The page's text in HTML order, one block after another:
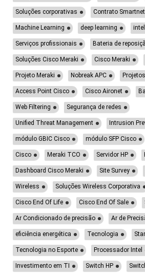
Soluções corporativas Contrato Smartnet
Machine Learning deep learning
Serviços profissionais Bateria de
Soluções Cisco Meraki Cisco Meraki
Projeto Meraki Nobreak APC
Access Point Cisco Cisco Aironet
Web Filtering Segurança de redes
Unified Threat Management Intrusion
módulo GBIC Cisco módulo SFP Cisco
Cisco Meraki TCO Servidor HP
Dashboard Cisco Meraki Site Survey
Wireless Soluções Wireless Corporativa
Cisco End Of Life Cisco End Of Sale
Ar Condicionado de precisão Ar de
eficiência energética Tecnologia
Tecnologia no Esporte Processador Intel
Investimento em TI Switch HP